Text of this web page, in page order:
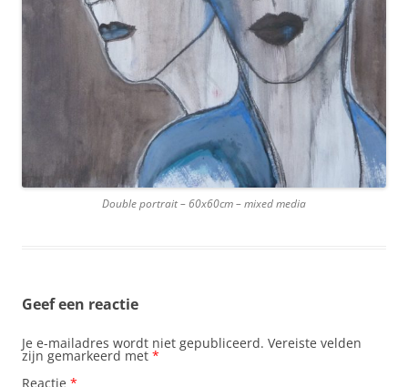
Double portrait – 60x60cm – mixed media
Geef een reactie
Je e-mailadres wordt niet gepubliceerd. Vereiste velden
zijn gemarkeerd met *
Reactie *